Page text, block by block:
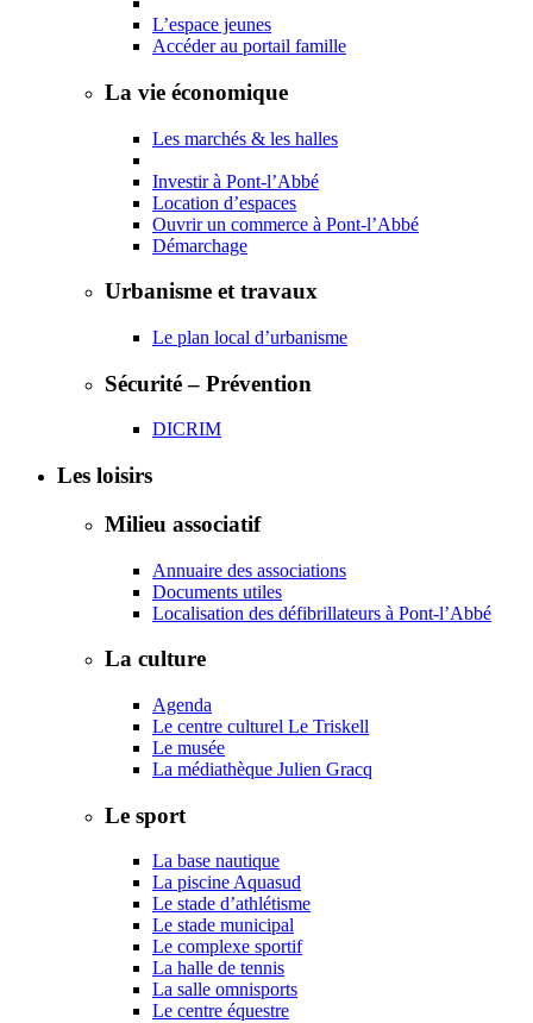
L’espace jeunes
Accéder au portail famille
La vie économique
Les marchés & les halles
Investir à Pont-l’Abbé
Location d’espaces
Ouvrir un commerce à Pont-l’Abbé
Démarchage
Urbanisme et travaux
Le plan local d’urbanisme
Sécurité – Prévention
DICRIM
Les loisirs
Milieu associatif
Annuaire des associations
Documents utiles
Localisation des défibrillateurs à Pont-l’Abbé
La culture
Agenda
Le centre culturel Le Triskell
Le musée
La médiathèque Julien Gracq
Le sport
La base nautique
La piscine Aquasud
Le stade d’athlétisme
Le stade municipal
Le complexe sportif
La halle de tennis
La salle omnisports
Le centre équestre